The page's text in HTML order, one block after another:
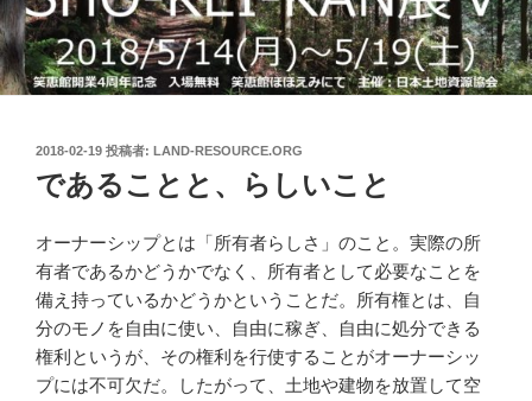
投
日:
2018-02-19 投稿者: LAND-RESOURCE.ORG
であることと、らしいこと
オーナーシップとは「所有者らしさ」のこと。実際の所
有者であるかどうかでなく、所有者として必要なことを
備え持っているかどうかということだ。所有権とは、自
分のモノを自由に使い、自由に稼ぎ、自由に処分できる
権利というが、その権利を行使することがオーナーシッ
プには不可欠だ。したがって、 土地や建物を放置して空